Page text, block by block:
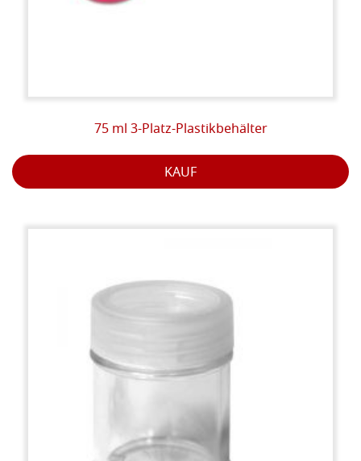
75 ml 3-Platz-Plastikbehälter
KAUF